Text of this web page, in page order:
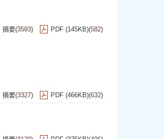
摘要(3593) PDF (145KB)(582)
摘要(3327) PDF (466KB)(632)